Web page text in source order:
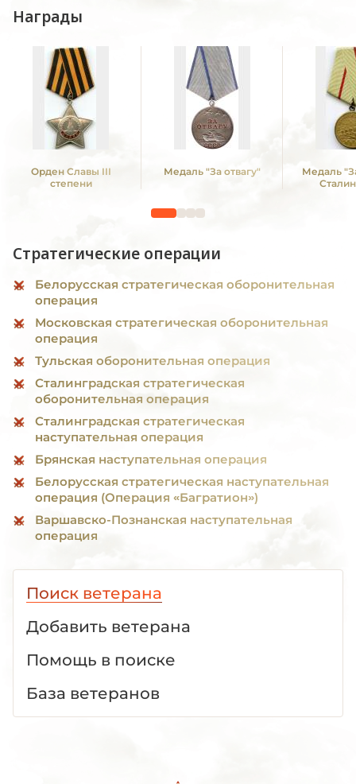
Награды
Орден Славы III
степени
Медаль "За отвагу"
Медаль
Стратегические операции
Белорусская стратегическая оборонительная
операция
Московская стратегическая оборонительная
операция
Тульская оборонительная операция
Сталинградская стратегическая
оборонительная операция
Сталинградская стратегическая
наступательная операция
Брянская наступательная операция
Белорусская стратегическая наступательная
операция (Операция «Багратион»)
Варшавско-Познанская наступательная
операция
Поиск ветерана
Добавить ветерана
Помощь в поиске
База ветеранов